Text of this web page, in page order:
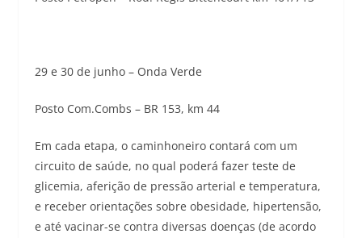
29 e 30 de junho – Onda Verde
Posto Com.Combs – BR 153, km 44
Em cada etapa, o caminhoneiro contará com um
circuito de saúde, no qual poderá fazer teste de
glicemia, aferição de pressão arterial e temperatura,
e receber orientações sobre obesidade, hipertensão,
e até vacinar-se contra diversas doenças (de acordo